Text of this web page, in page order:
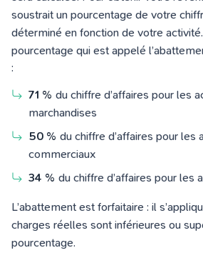
soustrait un pourcentage de votre
déterminé en fonction de votre activité.
pourcentage qui est appelé
:
71 % du chiffre d’affaires pour les
marchandises
50 % du chiffre d’affaires pour les
commerciaux
34 % du chiffre d’affaires pour les
L’abattement est forfaitaire : il
charges réelles sont inférieures ou
pourcentage.